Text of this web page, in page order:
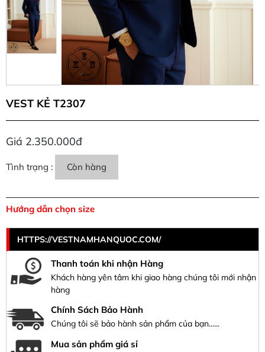
VEST KẺ T2307
Giá 2.350.000đ
Tình trạng : Còn hàng
Hướng dẫn chọn size
HTTPS://VESTNAMHANQUOC.COM/
Thanh toán khi nhận Hàng
Khách hàng yên tâm khi giao hàng chúng tôi mới nhận
hàng
Chính Sách Bảo Hành
Chúng tôi sẽ bảo hành sản phẩm của bạn......
Mua sản phẩm giá sỉ